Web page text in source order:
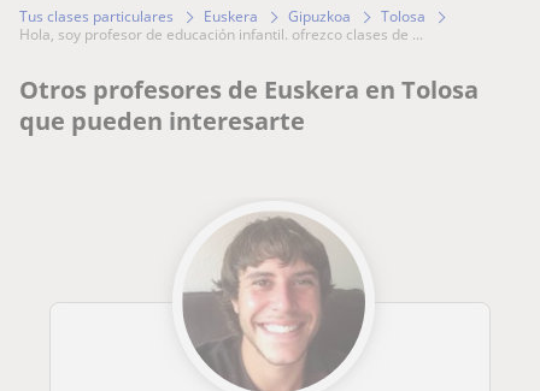
Tus clases particulares Euskera Gipuzkoa
Tolosa
hola, soy profesor de educación infantil. ofrezco clases de ...
Otros profesores de Euskera en Tolosa
que pueden interesarte